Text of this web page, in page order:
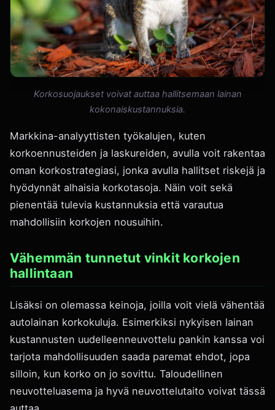
Korkosuojaukset voivat auttaa hallitsemaan lainan
kokonaiskustannuksia.
Markkina-analyyttisten työkalujen, kuten
korkoennusteiden ja laskureiden, avulla voit rakentaa
oman korkostrategiasi, jonka avulla hallitset riskejä ja
hyödynnät alhaisia korkotasoja. Näin voit sekä
pienentää tulevia kustannuksia että varautua
mahdollisiin korkojen nousuihin.
Vähemmän tunnetut vinkit korkojen
hallintaan
Lisäksi on olemassa keinoja, joilla voit vielä vähentää
autolainan korkokuluja. Esimerkiksi nykyisen lainan
kustannusten uudelleenneuvottelu pankin kanssa voi
tarjota mahdollisuuden saada paremat ehdot, jopa
silloin, kun korko on jo sovittu. Taloudellinen
neuvotteluasema ja hyvä neuvottelutaito voivat tässä